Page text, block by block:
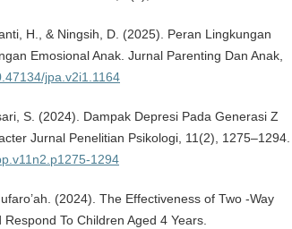
H., & Ningsih, D. (2025). Peran Lingkungan
Emosional Anak. Jurnal Parenting Dan Anak,
jpa.v2i1.1164
S. (2024). Dampak Depresi Pada Generasi Z
Jurnal Penelitian Psikologi, 11(2), 1275–1294.
1294
(2024). The Effectiveness of Two -Way
To Children Aged 4 Years.